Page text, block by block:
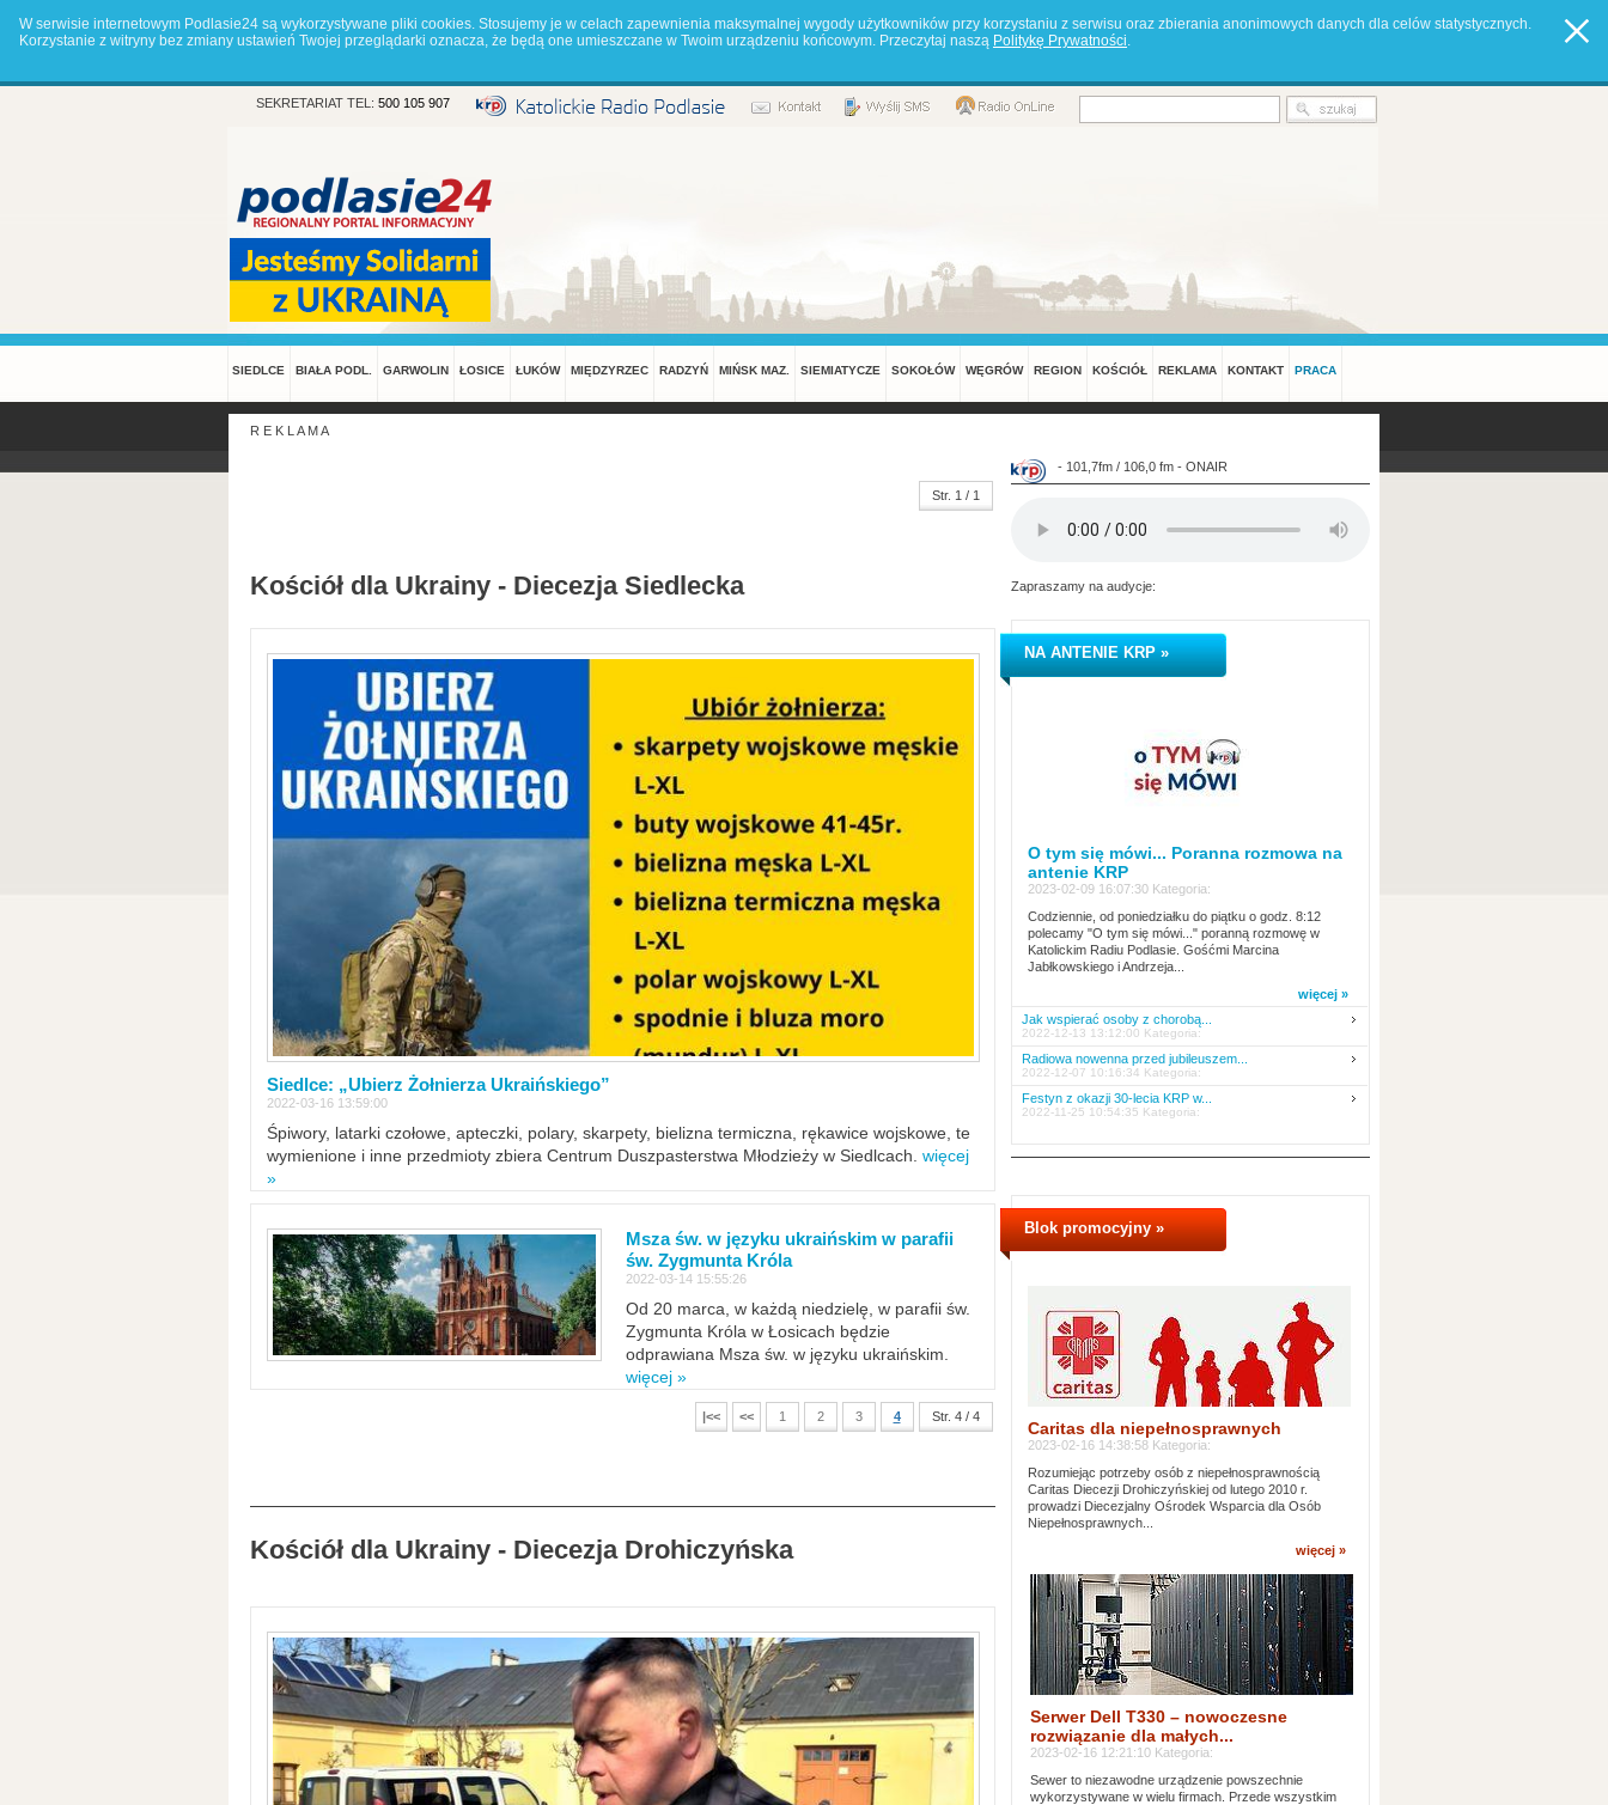
W serwisie internetowym Podlasie24 są wykorzystywane pliki cookies. Stosujemy je w celach zapewnienia maksymalnej wygody użytkowników przy korzystaniu z serwisu oraz zbierania anonimowych danych dla celów statystycznych.
Korzystanie z witryny bez zmiany ustawień Twojej przeglądarki oznacza, że będą one umieszczane w Twoim urządzeniu końcowym. Przeczytaj naszą Politykę Prywatności.
SEKRETARIAT TEL: 500 105 907
SIEDLCE BIAŁA PODL. GARWOLIN ŁOSICE ŁUKÓW MIĘDZYRZEC RADZYŃ MIŃSK MAZ. SIEMIATYCZE SOKOŁÓW WĘGRÓW REGION KOŚCIÓŁ REKLAMA KONTAKT PRACA
R E K L A M A
Str. 1 / 1
Kościół dla Ukrainy - Diecezja Siedlecka
Siedlce: „Ubierz Żołnierza Ukraińskiego”
2022-03-16 13:59:00
Śpiwory, latarki czołowe, apteczki, polary, skarpety, bielizna termiczna, rękawice wojskowe, te
wymienione i inne przedmioty zbiera Centrum Duszpasterstwa Młodzieży w Siedlcach. więcej
»
Msza św. w języku ukraińskim w parafii
św. Zygmunta Króla
2022-03-14 15:55:26
Od 20 marca, w każdą niedzielę, w parafii św.
Zygmunta Króla w Łosicach będzie
odprawiana Msza św. w języku ukraińskim.
więcej »
|<< << 1 2 3 4 Str. 4 / 4
Kościół dla Ukrainy - Diecezja Drohiczyńska
- 101,7fm / 106,0 fm - ONAIR
Zapraszamy na audycje:
NA ANTENIE KRP »
O tym się mówi... Poranna rozmowa na
antenie KRP
2023-02-09 16:07:30 Kategoria:
Codziennie, od poniedziałku do piątku o godz. 8:12
polecamy "O tym się mówi..." poranną rozmowę w
Katolickim Radiu Podlasie. Gośćmi Marcina
Jabłkowskiego i Andrzeja...
więcej »
Jak wspierać osoby z chorobą...
2022-12-13 13:12:00 Kategoria:
Radiowa nowenna przed jubileuszem...
2022-12-07 10:16:34 Kategoria:
Festyn z okazji 30-lecia KRP w...
2022-11-25 10:54:35 Kategoria:
Blok promocyjny »
Caritas dla niepełnosprawnych
2023-02-16 14:38:58 Kategoria:
Rozumiejąc potrzeby osób z niepełnosprawnością
Caritas Diecezji Drohiczyńskiej od lutego 2010 r.
prowadzi Diecezjalny Ośrodek Wsparcia dla Osób
Niepełnosprawnych...
więcej »
Serwer Dell T330 – nowoczesne
rozwiązanie dla małych...
2023-02-16 12:21:10 Kategoria:
Sewer to niezawodne urządzenie powszechnie
wykorzystywane w wielu firmach. Przede wszystkim